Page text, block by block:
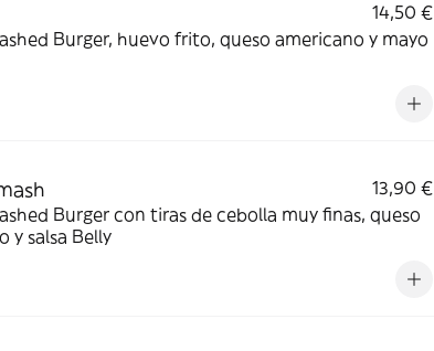
14,50 €
Burger, huevo frito, queso americano y mayo
13,90 €
Burger con tiras de cebolla muy finas, queso
y salsa Belly